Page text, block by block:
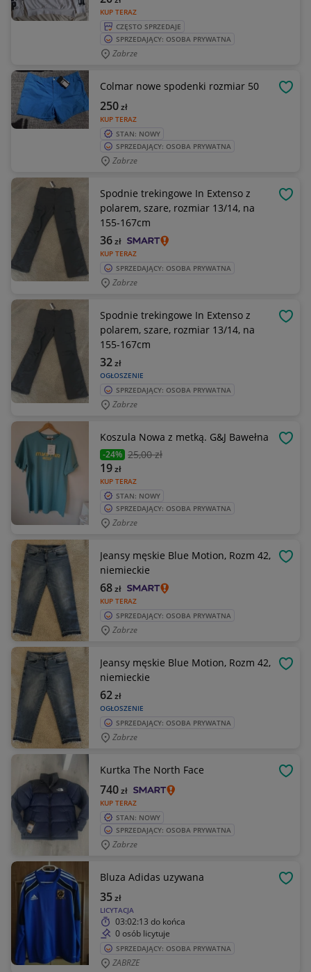
KUP TERAZ
CZĘSTO SPRZEDAJE
SPRZEDAJĄCY: OSOBA PRYWATNA
Zabrze
Colmar nowe spodenki rozmiar 50
KUP TERAZ
250zł
STAN: NOWY
SPRZEDAJĄCY: OSOBA PRYWATNA
Zabrze
Spodnie trekingowe In Extenso z
polarem, szare, rozmiar 13/14, na
155-167cm
KUP TERAZ
36zł
SPRZEDAJĄCY: OSOBA PRYWATNA
Zabrze
Spodnie trekingowe In Extenso z
polarem, szare, rozmiar 13/14, na
155-167cm
OGŁOSZENIE
32zł
SPRZEDAJĄCY: OSOBA PRYWATNA
Zabrze
Koszula Nowa z metką. G&J Bawełna
-24% 25,00 zł
KUP TERAZ
19zł
STAN: NOWY
SPRZEDAJĄCY: OSOBA PRYWATNA
Zabrze
Jeansy męskie Blue Motion, Rozm 42,
niemieckie
KUP TERAZ
68zł
SPRZEDAJĄCY: OSOBA PRYWATNA
Zabrze
Jeansy męskie Blue Motion, Rozm 42,
niemieckie
OGŁOSZENIE
62zł
SPRZEDAJĄCY: OSOBA PRYWATNA
Zabrze
Kurtka The North Face
KUP TERAZ
740zł
STAN: NOWY
SPRZEDAJĄCY: OSOBA PRYWATNA
Zabrze
Bluza Adidas uzywana
LICYTACJA
35zł
03:02:13 do końca
0 osób licytuje
SPRZEDAJĄCY: OSOBA PRYWATNA
ZABRZE